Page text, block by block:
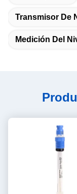
Transmisor De
Medición Del